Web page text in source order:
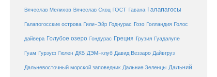
Вячеслав Мелихов Вячеслав Скоц ГОСТ Гавана Галапагосы
Галапогосские острова Гили-Эйр Годнурас Гозо Голландия Голос
дайвера Голубое озеро Гондурас Греция Грузия Гуадалупе
Гуам Гурзуф Гюлен ДКБ ДЭМ-клуб Давид Веззаро Дайвгруз
Дальневосточный морской заповедник Дальние Зеленцы Дальний